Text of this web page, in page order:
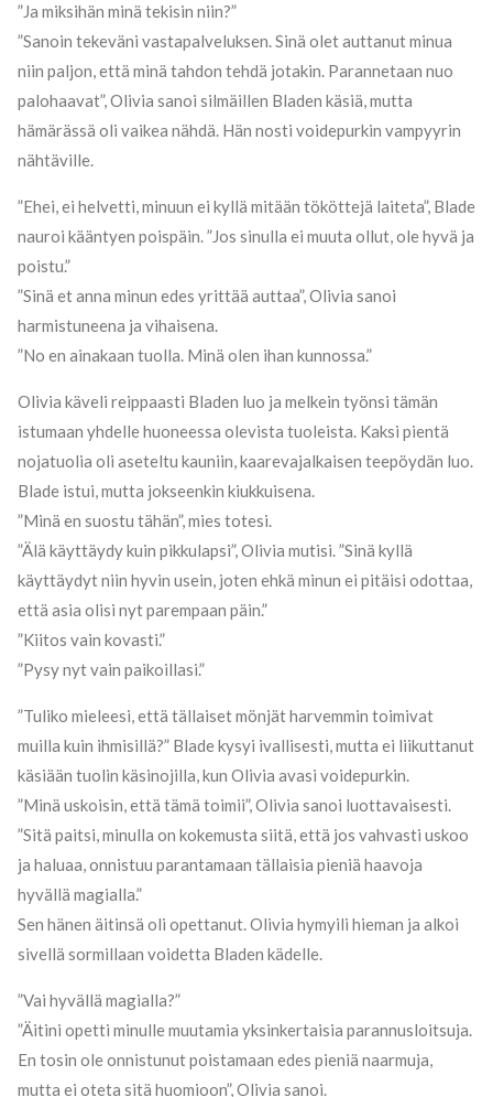
”Ja miksihän minä tekisin niin?”
”Sanoin tekeväni vastapalveluksen. Sinä olet auttanut minua
niin paljon, että minä tahdon tehdä jotakin. Parannetaan nuo
palohaavat”, Olivia sanoi silmäillen Bladen käsiä, mutta
hämärässä oli vaikea nähdä. Hän nosti voidepurkin vampyyrin
nähtäville.
”Ehei, ei helvetti, minuun ei kyllä mitään tököttejä laiteta”, Blade
nauroi kääntyen poispäin. ”Jos sinulla ei muuta ollut, ole hyvä ja
poistu.”
”Sinä et anna minun edes yrittää auttaa”, Olivia sanoi
harmistuneena ja vihaisena.
”No en ainakaan tuolla. Minä olen ihan kunnossa.”
Olivia käveli reippaasti Bladen luo ja melkein työnsi tämän
istumaan yhdelle huoneessa olevista tuoleista. Kaksi pientä
nojatuolia oli aseteltu kauniin, kaarevajalkaisen teepöydän luo.
Blade istui, mutta jokseenkin kiukkuisena.
”Minä en suostu tähän”, mies totesi.
”Älä käyttäydy kuin pikkulapsi”, Olivia mutisi. ”Sinä kyllä
käyttäydyt niin hyvin usein, joten ehkä minun ei pitäisi odottaa,
että asia olisi nyt parempaan päin.”
”Kiitos vain kovasti.”
”Pysy nyt vain paikoillasi.”
”Tuliko mieleesi, että tällaiset mönjät harvemmin toimivat
muilla kuin ihmisillä?” Blade kysyi ivallisesti, mutta ei liikuttanut
käsiään tuolin käsinojilla, kun Olivia avasi voidepurkin.
”Minä uskoisin, että tämä toimii”, Olivia sanoi luottavaisesti.
”Sitä paitsi, minulla on kokemusta siitä, että jos vahvasti uskoo
ja haluaa, onnistuu parantamaan tällaisia pieniä haavoja
hyvällä magialla.”
Sen hänen äitinsä oli opettanut. Olivia hymyili hieman ja alkoi
sivellä sormillaan voidetta Bladen kädelle.
”Vai hyvällä magialla?”
”Äitini opetti minulle muutamia yksinkertaisia parannusloitsuja.
En tosin ole onnistunut poistamaan edes pieniä naarmuja,
mutta ei oteta sitä huomioon”, Olivia sanoi.